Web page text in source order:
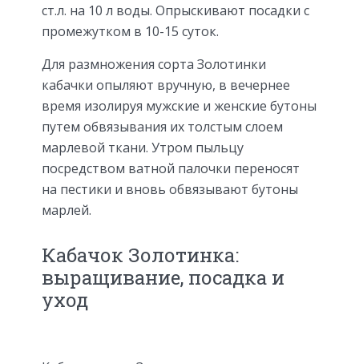
ст.л. на 10 л воды. Опрыскивают посадки с
промежутком в 10-15 суток.
Для размножения сорта Золотинки
кабачки опыляют вручную, в вечернее
время изолируя мужские и женские бутоны
путем обвязывания их толстым слоем
марлевой ткани. Утром пыльцу
посредством ватной палочки переносят
на пестики и вновь обвязывают бутоны
марлей.
Кабачок Золотинка:
выращивание, посадка и
уход